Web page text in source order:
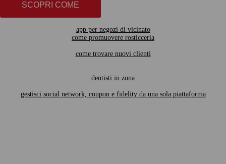
SCOPRI COME
app per negozi di vicinato
come promuovere rosticceria
come trovare nuovi clienti
dentisti in zona
gestisci social network, coupon e fidelity da una sola piattaforma